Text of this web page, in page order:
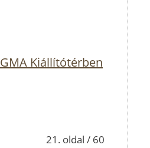
Kiállítótérben
21. oldal / 60